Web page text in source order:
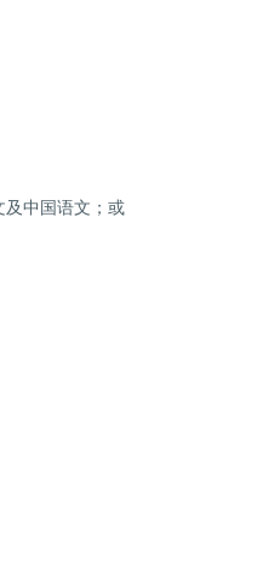
及中国语文；或